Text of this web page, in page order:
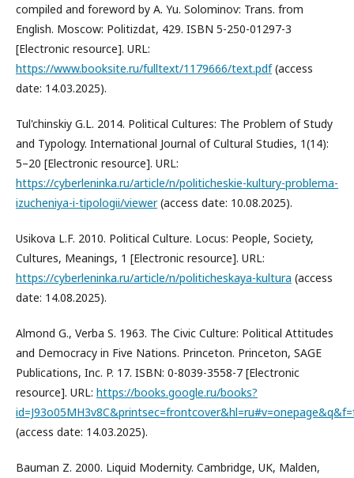
compiled and foreword by A. Yu. Solominov: Trans. from
English. Moscow: Politizdat, 429. ISBN 5-250-01297-3
[Electronic resource]. URL:
https://www.booksite.ru/fulltext/1179666/text.pdf(access
date: 14.03.2025).
Tul'chinskiy G.L. 2014. Political Cultures: The Problem of Study
and Typology. International Journal of Cultural Studies, 1(14):
5–20 [Electronic resource]. URL:
https://cyberleninka.ru/article/n/politicheskie-kultury-problema-
izucheniya-i-tipologii/viewer(access date: 10.08.2025).
Usikova L.F. 2010. Political Culture. Locus: People, Society,
Cultures, Meanings, 1 [Electronic resource]. URL:
https://cyberleninka.ru/article/n/politicheskaya-kultura (access
date: 14.08.2025).
Almond G., Verba S. 1963. The Civic Culture: Political Attitudes
and Democracy in Five Nations. Princeton. Princeton, SAGE
Publications, Inc. P. 17. ISBN: 0-8039-3558-7 [Electronic
resource]. URL: https://books.google.ru/books?
(access date: 14.03.2025).
Bauman Z. 2000. Liquid Modernity. Cambridge, UK, Malden,